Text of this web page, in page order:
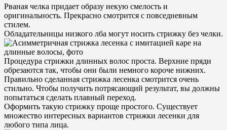
Рваная челка придает образу некую смелость и
оригинальность. Прекрасно смотрится с повседневным
стилем.
Обладательницы низкого лба могут носить стрижку без челки.
Процедура стрижки длинных волос проста. Верхние пряди
обрезаются так, чтобы они были немного короче нижних.
Правильно сделанная стрижка лесенка смотрится очень
стильно. Чтобы получить потрясающий результат, вы должны
попытаться сделать плавный переход.
Оформить такую ​​стрижку проще простого. Существует
множество интересных вариантов стрижки лесенки для
любого типа лица.